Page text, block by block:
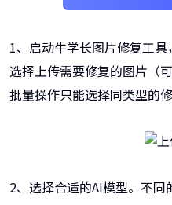
1、启动牛学长图片修复工具
选择上传需要修复的图片（
批量操作只能选择同类型的修
2、选择合适的AI模型。不